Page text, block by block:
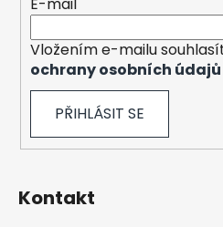
Vložením e-mailu
ochrany osobních údajů
PŘIHLÁSIT SE
Kontakt